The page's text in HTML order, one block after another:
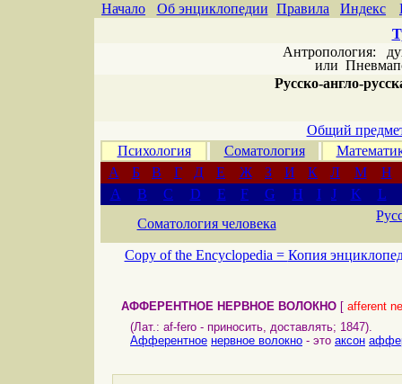
Начало Об энциклопедии Правила Индекс
Антропология:
или
Русско-англо-
Общий
Психология
Соматология
А
Б В Г Д Е Ж З И К Л М
Н
A
B C D E F G H I J K
L
Соматология человека
Copy of the Encyclopedia = Копия
АФФЕРЕНТНОЕ НЕРВНОЕ ВОЛОКНО [ afferent
(Лат.: аf-fero - приносить, доставлять; 1847).
Афферентное нервное волокно - это аксон